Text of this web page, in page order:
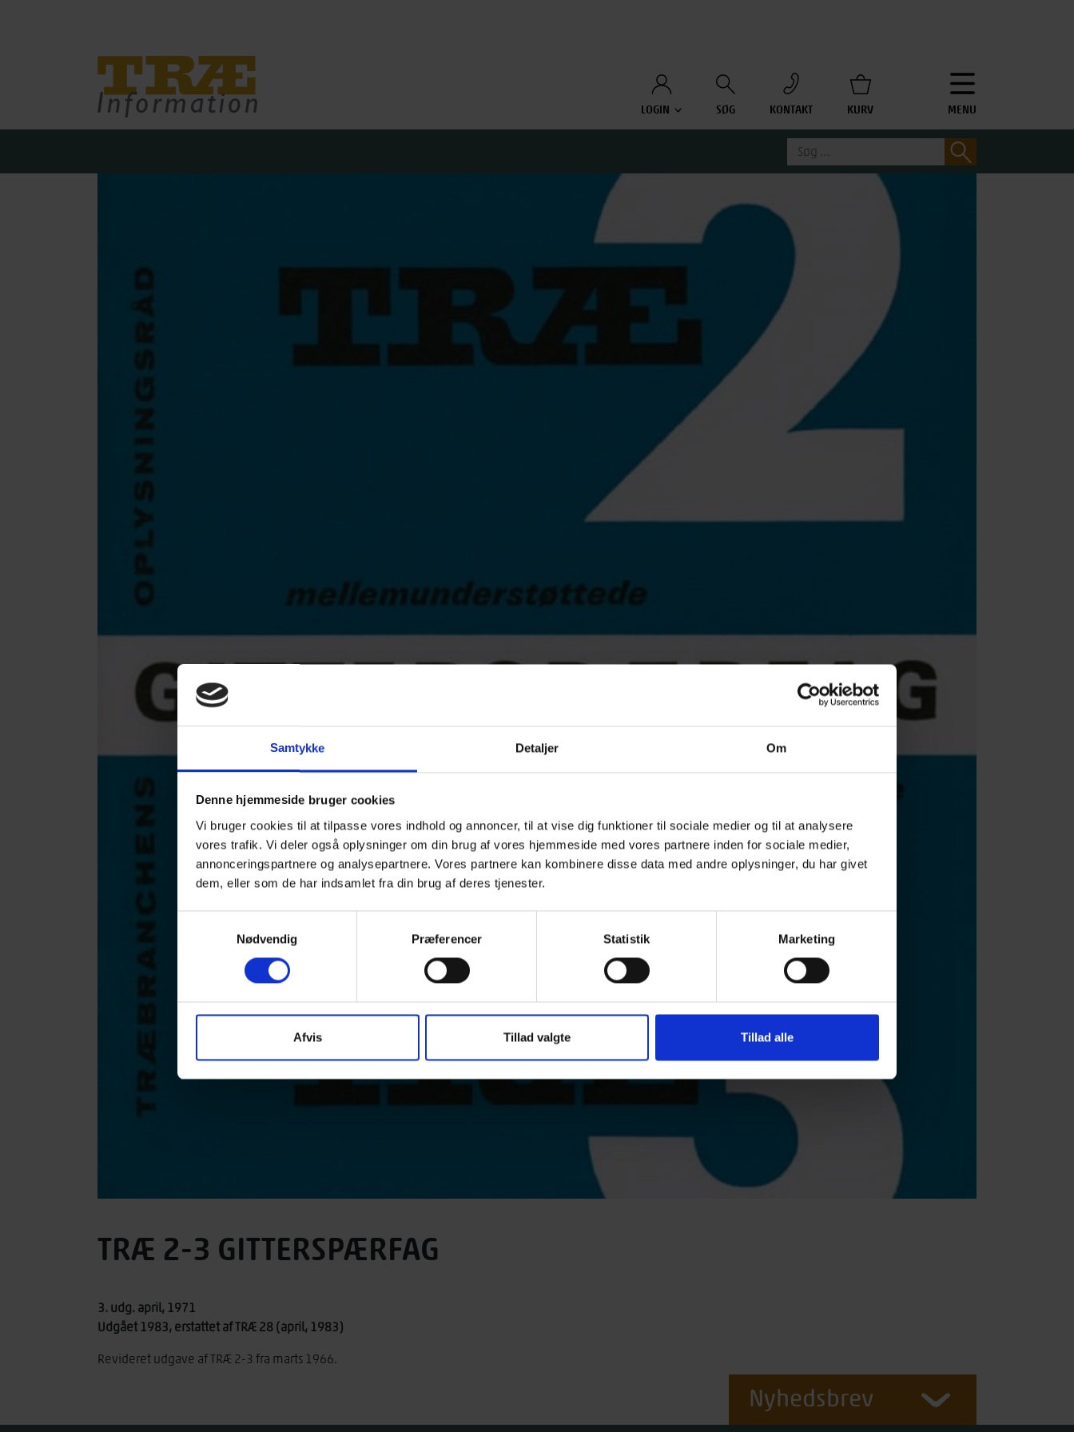
Samtykke Detaljer Om
Denne hjemmeside bruger cookies
Vi bruger cookies til at tilpasse vores indhold og annoncer, til at vise dig funktioner til sociale medier og til at analysere
vores trafik. Vi deler også oplysninger om din brug af vores hjemmeside med vores partnere inden for sociale medier,
annonceringspartnere og analysepartnere. Vores partnere kan kombinere disse data med andre oplysninger, du har givet
dem, eller som de har indsamlet fra din brug af deres tjenester.
Nødvendig
Præferencer Statistik Marketing
Afvis Tillad valgte Tillad alle
LOGIN SØG KONTAKT KURV MENU
Søg
efter:
TRÆ 2-3 GITTERSPÆRFAG
3. udg. april, 1971
Udgået 1983, erstattet af TRÆ 28 (april, 1983)
Revideret udgave af TRÆ 2-3 fra marts 1966.
Nyhedsbrev